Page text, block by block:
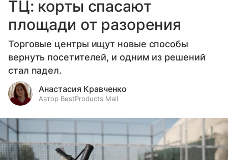
ТЦ: корты спасают
площади от разорения
Торговые центры ищут новые способы
вернуть посетителей, и одним из решений
стал падел.
Анастасия Кравченко
Автор BestProducts Mail